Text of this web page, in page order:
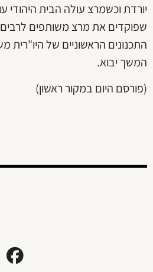
יורדת וכשמרצ עולה הבית היהודי
שפוקדים את מרצ משותפים לרבים
התכנונים הראשוניים של
המשך יבוא.
(פורסם היום במקור ראשון)